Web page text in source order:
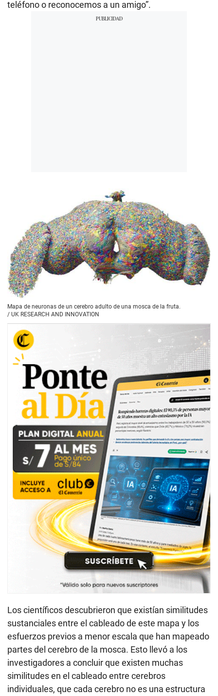
teléfono o reconocemos a un amigo”.
Mapa de neuronas de un cerebro adulto de una mosca de la fruta.
/ UK RESEARCH AND INNOVATION
Los científicos descubrieron que existían similitudes
sustanciales entre el cableado de este mapa y los
esfuerzos previos a menor escala que han mapeado
partes del cerebro de la mosca. Esto llevó a los
investigadores a concluir que existen muchas
similitudes en el cableado entre cerebros
individuales, que cada cerebro no es una estructura